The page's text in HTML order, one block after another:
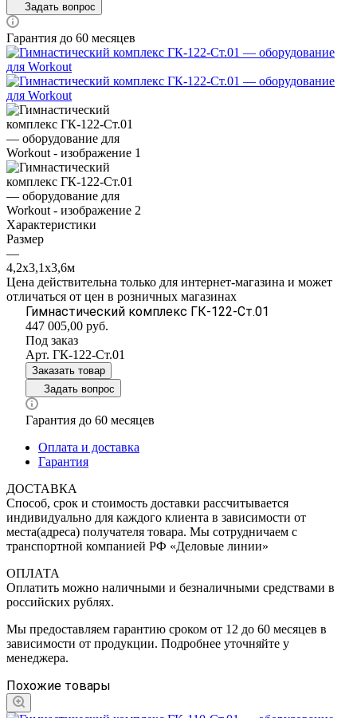
Задать вопрос
Гарантия до 60 месяцев
Характеристики
Размер
—
4,2х3,1х3,6м
Цена действительна только для интернет-магазина и может
отличаться от цен в розничных магазинах
Гимнастический комплекс ГК-122-Ст.01
447 005,00 руб.
Под заказ
Арт. ГК-122-Ст.01
Заказать товар
Задать вопрос
Гарантия до 60 месяцев
Оплата и доставка
Гарантия
ДОСТАВКА
Способ, срок и стоимость доставки рассчитывается
индивидуально для каждого клиента в зависимости от
места(адреса) получателя товара. Мы сотрудничаем с
транспортной компанией РФ «Деловые линии»
ОПЛАТА
Оплатить можно наличными и безналичными средствами в
российских рублях.
Мы предоставляем гарантию сроком от 12 до 60 месяцев в
зависимости от продукции. Подробнее уточняйте у
менеджера.
Похожие товары